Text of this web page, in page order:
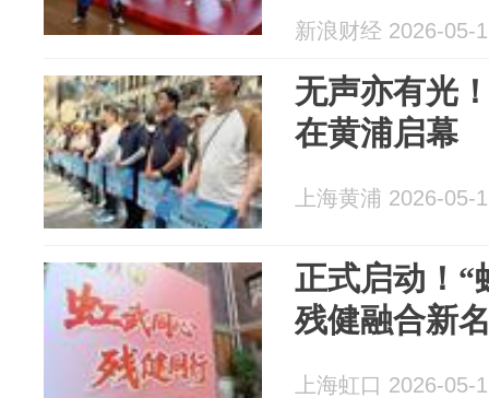
新浪财经 2026-05-
无声亦有光
在黄浦启幕
上海黄浦 2026-05-
正式启动！“
残健融合新
上海虹口 2026-05-